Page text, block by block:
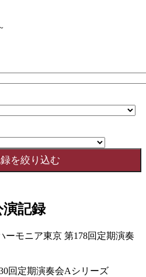
記録
ーモニア東京 第178回定期演奏
回定期演奏会Aシリーズ